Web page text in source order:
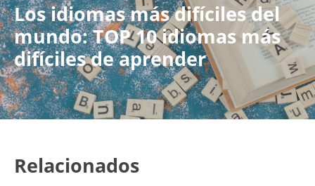
Los idiomas más difíciles del
mundo: TOP 10 idiomas más
difíciles de aprender
Relacionados